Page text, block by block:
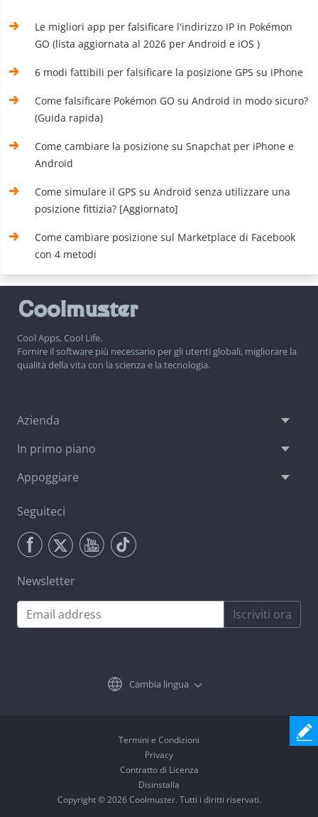
Le migliori app per falsificare l'indirizzo IP in Pokémon
GO (lista aggiornata al 2026 per Android e iOS )
6 modi fattibili per falsificare la posizione GPS su iPhone
Come falsificare Pokémon GO su Android in modo sicuro?
(Guida rapida)
Come cambiare la posizione su Snapchat per iPhone e
Android
Come simulare il GPS su Android senza utilizzare una
posizione fittizia? [Aggiornato]
Come cambiare posizione sul Marketplace di Facebook
con 4 metodi
Cool Apps, Cool Life.
Fornire il software più necessario per gli utenti globali, migliorare la
qualità della vita con la scienza e la tecnologia.
Azienda
In primo piano
Appoggiare
Seguiteci
Newsletter
Iscriviti ora
Cambia lingua
Termini e Condizioni
Privacy
Contratto di Licenza
Disinstalla
Copyright © 2026 Coolmuster. Tutti i diritti riservati.